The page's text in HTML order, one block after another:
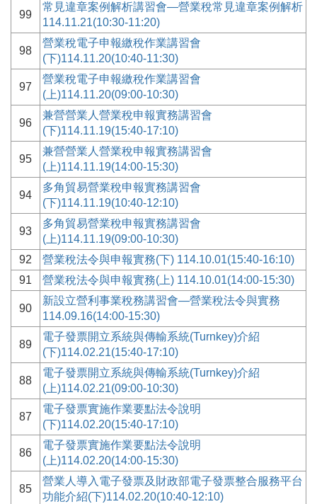
99
常見違章案例解析講習會—營業稅常見違章案例解析
114.11.21(10:30-11:20)
98
營業稅電子申報繳稅作業講習會
(下)114.11.20(10:40-11:30)
97
營業稅電子申報繳稅作業講習會
(上)114.11.20(09:00-10:30)
96
兼營營業人營業稅申報實務講習會
(下)114.11.19(15:40-17:10)
95
兼營營業人營業稅申報實務講習會
(上)114.11.19(14:00-15:30)
94
多角貿易營業稅申報實務講習會
(下)114.11.19(10:40-12:10)
93
多角貿易營業稅申報實務講習會
(上)114.11.19(09:00-10:30)
92
營業稅法令與申報實務(下) 114.10.01(15:40-16:10)
91
營業稅法令與申報實務(上) 114.10.01(14:00-15:30)
90
新設立營利事業稅務講習會—營業稅法令與實務
114.09.16(14:00-15:30)
89
電子發票開立系統與傳輸系統(Turnkey)介紹
(下)114.02.21(15:40-17:10)
88
電子發票開立系統與傳輸系統(Turnkey)介紹
(上)114.02.21(09:00-10:30)
87
電子發票實施作業要點法令說明
(下)114.02.20(15:40-17:10)
86
電子發票實施作業要點法令說明
(上)114.02.20(14:00-15:30)
85
營業人導入電子發票及財政部電子發票整合服務平台
功能介紹(下)114.02.20(10:40-12:10)